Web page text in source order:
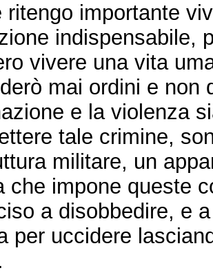
ritengo importante
indispensabile,
vivere una vita
mai ordini e non
e la violenza
tale crimine,
militare, un
che impone queste
a disobbedire, e
per uccidere